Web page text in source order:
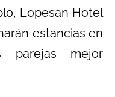
Lopesan Hotel
estancias en
parejas mejor